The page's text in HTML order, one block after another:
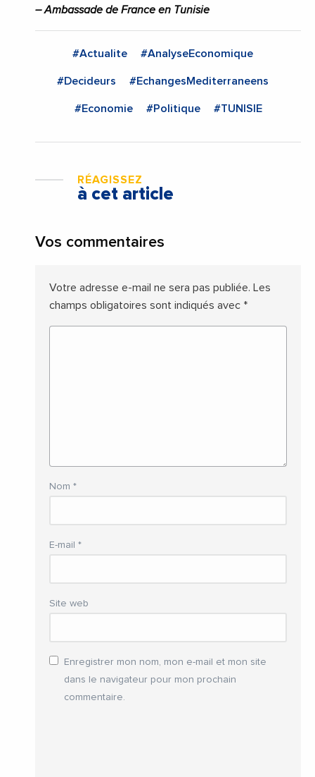
– Ambassade de France en Tunisie
#Actualite #AnalyseEconomique
#Decideurs #EchangesMediterraneens
#Economie #Politique #TUNISIE
RÉAGISSEZ
à cet article
Vos commentaires
Votre adresse e-mail ne sera pas publiée. Les
champs obligatoires sont indiqués avec *
Nom *
E-mail *
Site web
Enregistrer mon nom, mon e-mail et mon site
dans le navigateur pour mon prochain
commentaire.